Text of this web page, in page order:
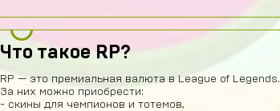
Что такое RP?
RP — это премиальная валюта в League of Legends.
За них можно приобрести:
- скины для чемпионов и тотемов,